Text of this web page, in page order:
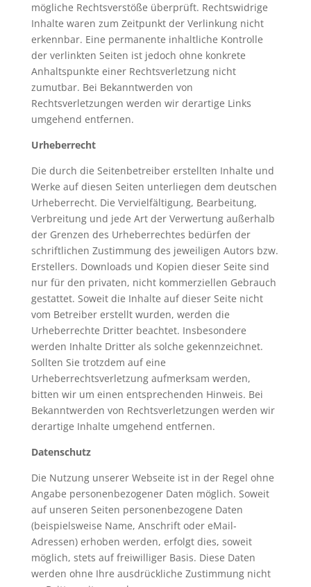
mögliche Rechtsverstöße überprüft. Rechtswidrige
Inhalte waren zum Zeitpunkt der Verlinkung nicht
erkennbar. Eine permanente inhaltliche Kontrolle
der verlinkten Seiten ist jedoch ohne konkrete
Anhaltspunkte einer Rechtsverletzung nicht
zumutbar. Bei Bekanntwerden von
Rechtsverletzungen werden wir derartige Links
umgehend entfernen.
Urheberrecht
Die durch die Seitenbetreiber erstellten Inhalte und
Werke auf diesen Seiten unterliegen dem deutschen
Urheberrecht. Die Vervielfältigung, Bearbeitung,
Verbreitung und jede Art der Verwertung außerhalb
der Grenzen des Urheberrechtes bedürfen der
schriftlichen Zustimmung des jeweiligen Autors bzw.
Erstellers. Downloads und Kopien dieser Seite sind
nur für den privaten, nicht kommerziellen Gebrauch
gestattet. Soweit die Inhalte auf dieser Seite nicht
vom Betreiber erstellt wurden, werden die
Urheberrechte Dritter beachtet. Insbesondere
werden Inhalte Dritter als solche gekennzeichnet.
Sollten Sie trotzdem auf eine
Urheberrechtsverletzung aufmerksam werden,
bitten wir um einen entsprechenden Hinweis. Bei
Bekanntwerden von Rechtsverletzungen werden wir
derartige Inhalte umgehend entfernen.
Datenschutz
Die Nutzung unserer Webseite ist in der Regel ohne
Angabe personenbezogener Daten möglich. Soweit
auf unseren Seiten personenbezogene Daten
(beispielsweise Name, Anschrift oder eMail-
Adressen) erhoben werden, erfolgt dies, soweit
möglich, stets auf freiwilliger Basis. Diese Daten
werden ohne Ihre ausdrückliche Zustimmung nicht